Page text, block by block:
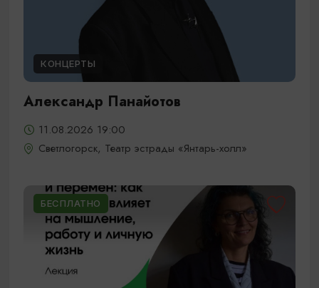
КОНЦЕРТЫ
Александр Панайотов
11.08.2026 19:00
Светлогорск, Театр эстрады «Янтарь-холл»
БЕСПЛАТНО